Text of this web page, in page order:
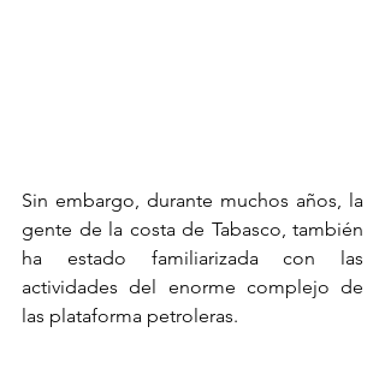
Sin embargo, durante muchos años, la
gente de la costa de Tabasco, también
ha estado familiarizada con las
actividades del enorme complejo de
las plataforma petroleras.